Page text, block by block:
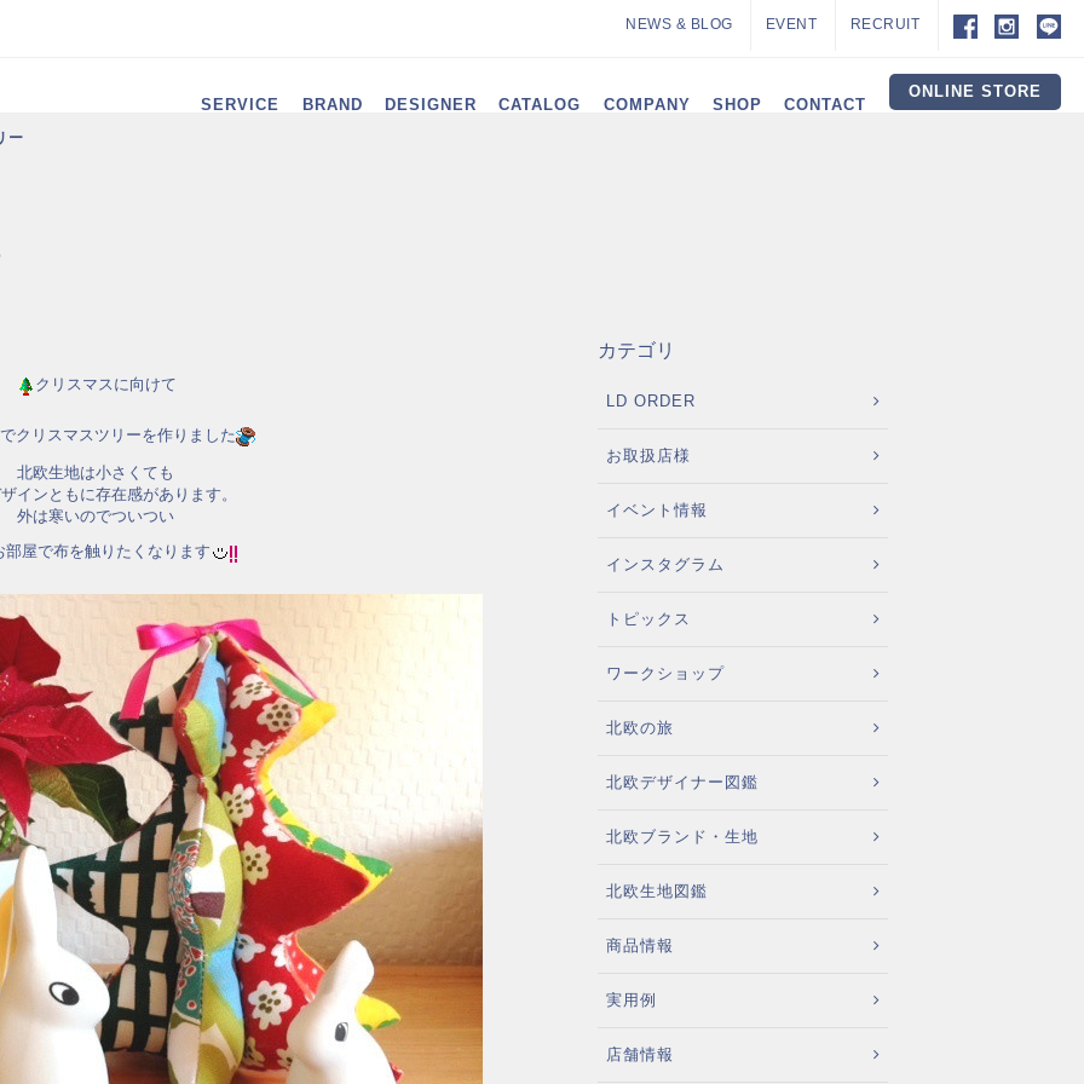
NEWS & BLOG EVENT RECRUIT
SERVICE BRAND DESIGNER CATALOG COMPANY SHOP CONTACT
ONLINE STORE
ー
クリスマスに向けて
クリスマスツリーを作りました
北欧生地は小さくても
インともに存在感があります。
外は寒いのでついつい
部屋で布を触りたくなります
カテゴリ
LD ORDER
お取扱店様
イベント情報
インスタグラム
トピックス
ワークショップ
北欧の旅
北欧デザイナー図鑑
北欧ブランド・生地
北欧生地図鑑
商品情報
実用例
店舗情報